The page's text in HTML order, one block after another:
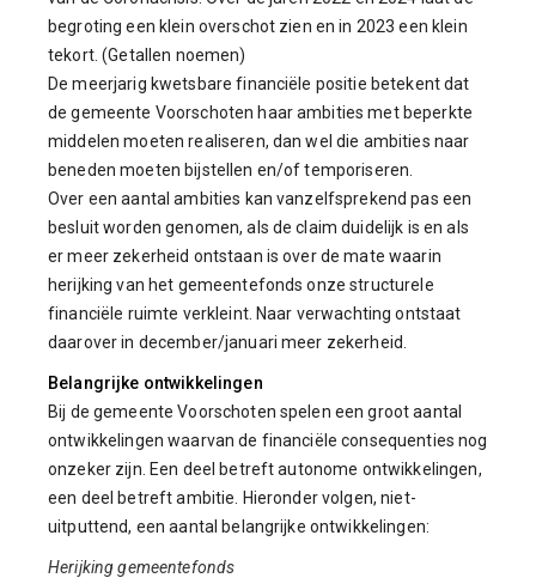
begroting een klein overschot zien en in 2023 een klein
tekort. (Getallen noemen)
De meerjarig kwetsbare financiële positie betekent dat
de gemeente Voorschoten haar ambities met beperkte
middelen moeten realiseren, dan wel die ambities naar
beneden moeten bijstellen en/of temporiseren.
Over een aantal ambities kan vanzelfsprekend pas een
besluit worden genomen, als de claim duidelijk is en als
er meer zekerheid ontstaan is over de mate waarin
herijking van het gemeentefonds onze structurele
financiële ruimte verkleint. Naar verwachting ontstaat
daarover in december/januari meer zekerheid.
Belangrijke ontwikkelingen
Bij de gemeente Voorschoten spelen een groot aantal
ontwikkelingen waarvan de financiële consequenties nog
onzeker zijn. Een deel betreft autonome ontwikkelingen,
een deel betreft ambitie. Hieronder volgen, niet-
uitputtend, een aantal belangrijke ontwikkelingen:
Herijking gemeentefonds